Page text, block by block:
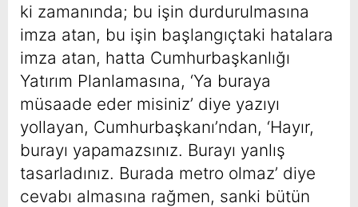
ki zamanında; bu işin durdurulmasına
imza atan, bu işin başlangıçtaki hatalara
imza atan, hatta Cumhurbaşkanlığı
Yatırım Planlamasına, ‘Ya buraya
müsaade eder misiniz’ diye yazıyı
yollayan, Cumhurbaşkanı’ndan, ‘Hayır,
burayı yapamazsınız. Burayı yanlış
tasarladınız. Burada metro olmaz’ diye
cevabı almasına rağmen, sanki bütün